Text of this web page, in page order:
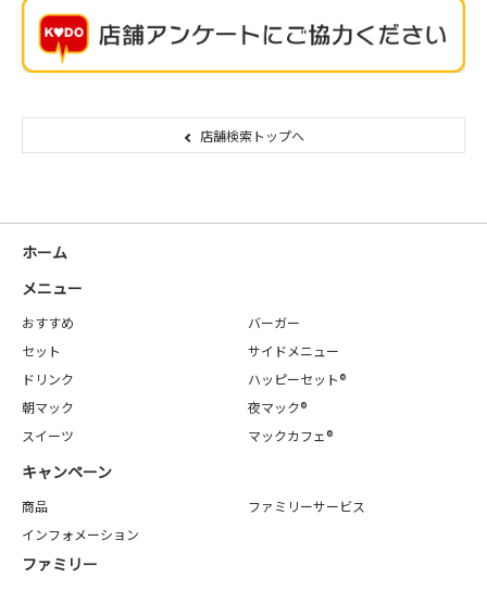
店舗検索トップへ
ホーム
メニュー
おすすめ
バーガー
セット
サイドメニュー
ドリンク
ハッピーセット®
朝マック
夜マック®
スイーツ
マックカフェ®
キャンペーン
商品
ファミリーサービス
インフォメーション
ファミリー